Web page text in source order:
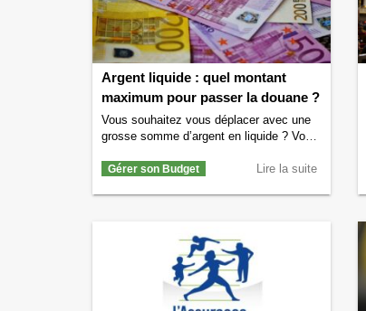
Argent liquide : quel montant
maximum pour passer la douane ?
Vous souhaitez vous déplacer avec une
grosse somme d’argent en liquide ? Vous
vous avez le droit de transporter sans
nécessaires. Quelle est la somme
maximale en espèces pour …
Argent liquide : quel montant
maximum pour passer la douane ?
Lire la suite
Gérer son Budget